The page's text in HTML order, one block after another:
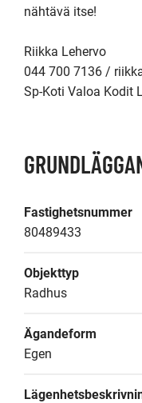
nähtävä itse!
Riikka Lehervo
044 700 7136 /
Sp-Koti Valoa Kodit
Fastighetsnummer
80489433
Objekttyp
Radhus
Ägandeform
Egen